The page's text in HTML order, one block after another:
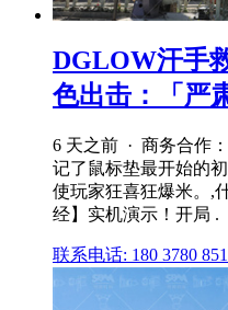
DGLOW汗手
色出击：「严
6 天之前 · 商务合作
记了鼠标垫最开始的
使玩家狂喜狂爆米。,
经】实机演示！开局 .
联系电话: 180 3780